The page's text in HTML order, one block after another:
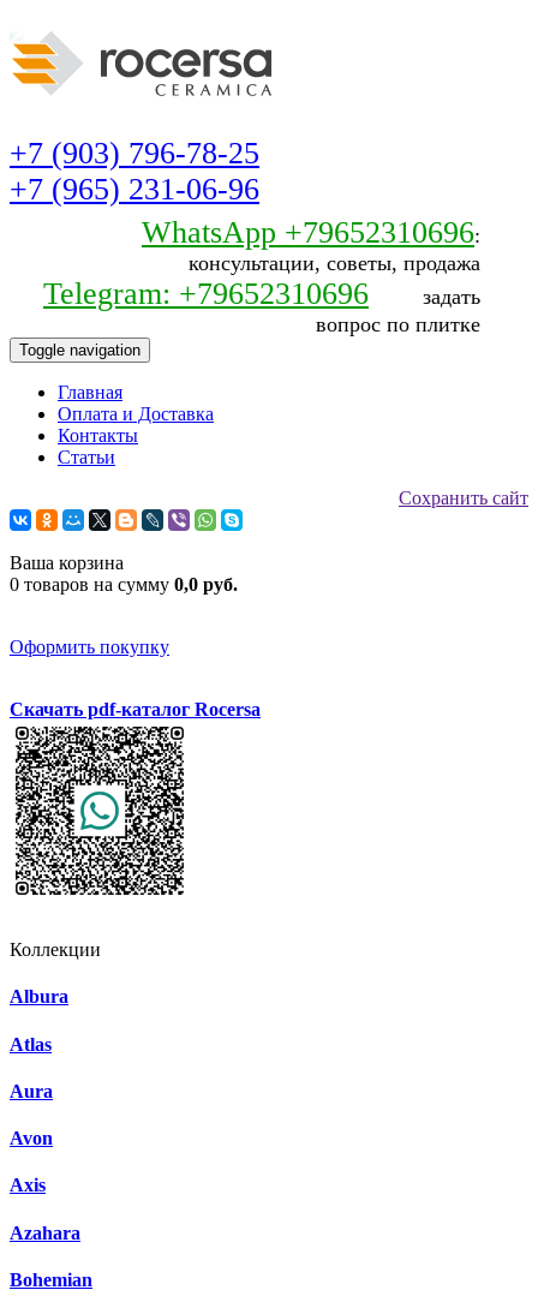
+7 (903) 796-78-25
+7 (965) 231-06-96
WhatsApp +79652310696:
консультации, советы, продажа
Telegram: +79652310696
задать
вопрос по плитке
Toggle navigation
Главная
Оплата и Доставка
Контакты
Статьи
Сохранить сайт
Ваша корзина
0 товаров на сумму 0,0 руб.
Оформить покупку
Скачать pdf-каталог Rocersa
Коллекции
Albura
Atlas
Aura
Avon
Axis
Azahara
Bohemian